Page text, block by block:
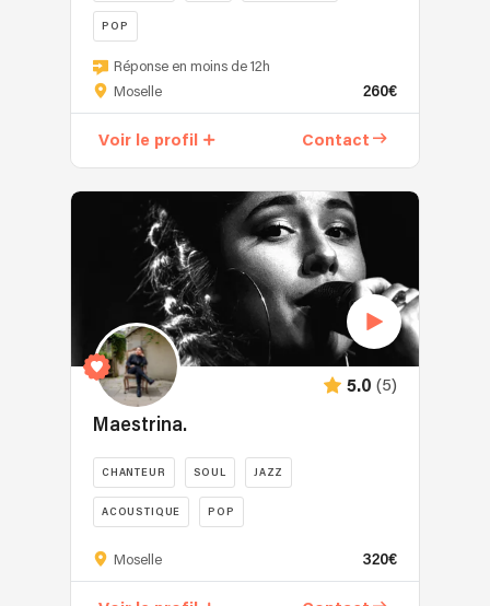
POP
Réponse en moins de 12h
Moselle
260€
Voir le profil Contact
5.0 (5)
Maestrina.
CHANTEUR SOUL JAZZ
ACOUSTIQUE POP
Moselle 320€